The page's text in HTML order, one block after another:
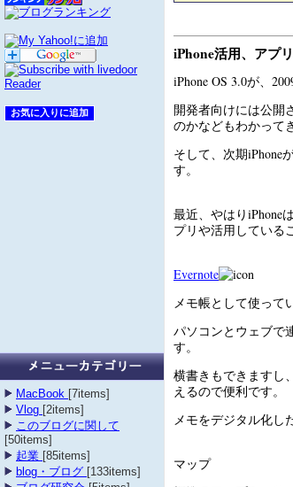
MacBook [7items]
Vlog [2items]
このブログに関して
[50items]
起業 [85items]
blog・ブログ [133items]
iPhone活用、アプ
iPhone OS 3.0が、
開発者向けには公開
のかなどもわかって
そして、次期iPhone
す。
最近、やはりiPhone
プリや活用している
Evernote
メモ帳として使って
パソコンとウェブで
す。
横書きもできますし
えるので便利です。
メモをデジタル化し
マップ